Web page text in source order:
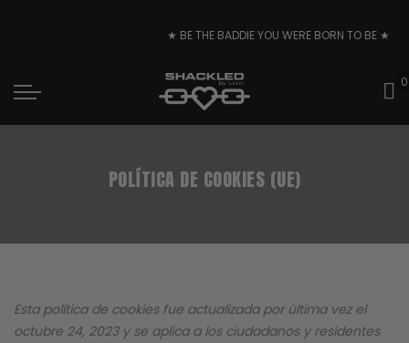
★ BE THE BADDIE YOU WERE BORN TO BE ★
0
POLÍTICA DE COOKIES (UE)
Esta política de cookies fue actualizada por última vez el
octubre 24, 2023 y se aplica a los ciudadanos y residentes